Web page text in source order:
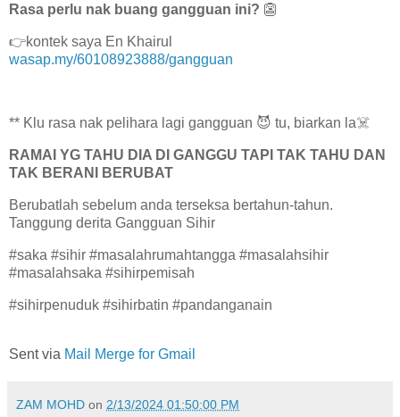
Rasa perlu nak buang gangguan ini? 👺
👉kontek saya En Khairul
wasap.my/60108923888/gangguan
** Klu rasa nak pelihara lagi gangguan 😈 tu, biarkan la☠️
RAMAI YG TAHU DIA DI GANGGU TAPI TAK TAHU DAN
TAK BERANI BERUBAT
Berubatlah sebelum anda terseksa bertahun-tahun.
Tanggung derita Gangguan Sihir
#saka #sihir #masalahrumahtangga #masalahsihir
#masalahsaka #sihirpemisah
#sihirpenuduk #sihirbatin #pandanganain
Sent via Mail Merge for Gmail
ZAM MOHD on 2/13/2024 01:50:00 PM